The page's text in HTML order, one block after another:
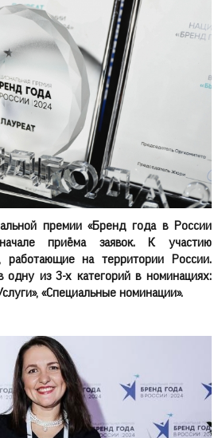
премии «Бренд года в России
приёма заявок. К участию
работающие на территории России.
одну из 3-х категорий в номинациях:
«Специальные номинации».